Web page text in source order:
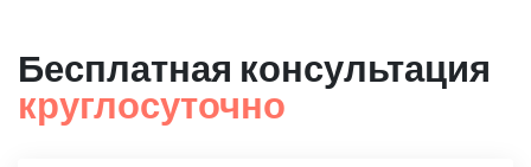
Бесплатная консультация
круглосуточно